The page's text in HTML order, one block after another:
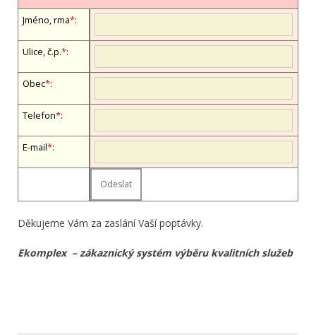
Jméno, firma*:
Ulice, č.p.*:
Obec*:
Telefon*:
E-mail*:
Děkujeme Vám za zaslání Vaší poptávky.
Ekomplex – zákaznický systém výběru kvalitních služeb